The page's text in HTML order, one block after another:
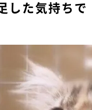
した気持ち